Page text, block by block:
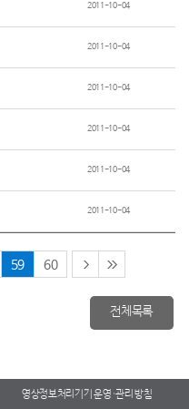
2011-10-04
2011-10-04
2011-10-04
2011-10-04
2011-10-04
2011-10-04
59 60
전체목록
영상정보처리기기 운영·관리 방침